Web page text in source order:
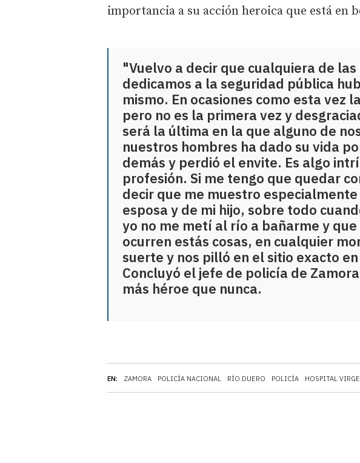
EN: ZAMORA POLICÍA NACIONAL RÍO DUERO POLICÍA HOSPITAL
importancia a su acción heroica que está en
"Vuelvo a decir que cualquiera de
dedicamos a la seguridad pública
mismo. En ocasiones como esta vez
pero no es la primera vez y
será la última en la que alguno de
nuestros hombres ha dado su vida
demás y perdió el envite. Es algo
profesión. Si me tengo que quedar
decir que me muestro
esposa y de mi hijo, sobre todo
yo no me metí al río a bañarme y
ocurren estás cosas, en cualquier
suerte y nos pilló en el sitio exacto
Concluyó el jefe de policía de
más héroe que nunca.